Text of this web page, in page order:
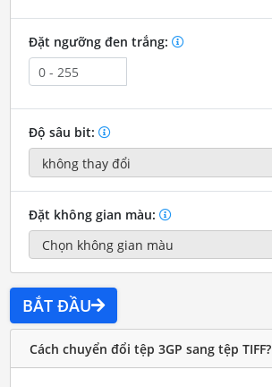
Đặt ngưỡng đen trắng:
Độ sâu bit:
Đặt không gian màu:
BẮT ĐẦU
Cách chuyển đổi tệp 3GP sang tệp TIFF?